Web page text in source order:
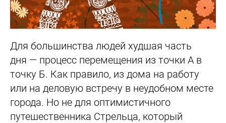
Для большинства людей худшая часть
дня — процесс перемещения из точки А в
точку Б. Как правило, из дома на работу
или на деловую встречу в неудобном месте
города. Но не для оптимистичного
путешественника Стрельца, который